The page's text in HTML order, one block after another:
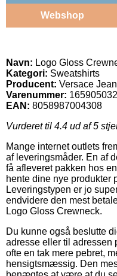
Webshop
Navn: Logo Gloss
Kategori: Sweatshirts
Producent: Versace
Varenummer:
EAN: 8058987004308
Vurderet til 4.4 ud af 5
Mange internet outlets
af leveringsmåder. En af
få afleveret pakken hos
hente dine nye produkter
Leveringstypen er jo
endvidere den mest
Logo Gloss Crewneck.
Du kunne også beslutte
adresse eller til adressen
ofte en tak mere pebret,
hensigtsmæssig. Den